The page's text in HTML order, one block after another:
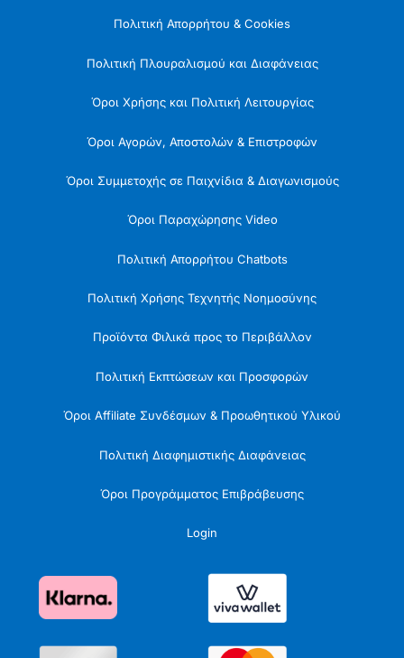
Πολιτική Απορρήτου & Cookies
Πολιτική Πλουραλισμού και Διαφάνειας
Όροι Χρήσης και Πολιτική Λειτουργίας
Όροι Αγορών, Αποστολών & Επιστροφών
Όροι Συμμετοχής σε Παιχνίδια & Διαγωνισμούς
Όροι Παραχώρησης Video
Πολιτική Απορρήτου Chatbots
Πολιτική Χρήσης Τεχνητής Νοημοσύνης
Προϊόντα Φιλικά προς το Περιβάλλον
Πολιτική Εκπτώσεων και Προσφορών
Όροι Affiliate Συνδέσμων & Προωθητικού Υλικού
Πολιτική Διαφημιστικής Διαφάνειας
Όροι Προγράμματος Επιβράβευσης
Login